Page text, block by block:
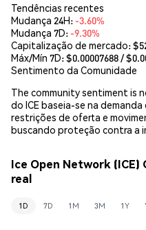
Tendências recentes
Mudança 24H: -3.60%
Mudança 7D: -9.30%
Capitalização de mercado:
Máx/Mín 7D: $0.00007688/ $
Sentimento da Comunidade
The community sentiment is
do ICE baseia-se na
restrições de oferta e
buscando proteção contra a
Ice Open Network
real
1D 7D 1M 3M 1Y